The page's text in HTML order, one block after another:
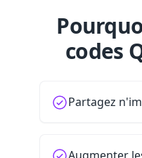
codes
Partagez